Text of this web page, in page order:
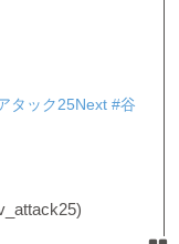
タック25Next #谷